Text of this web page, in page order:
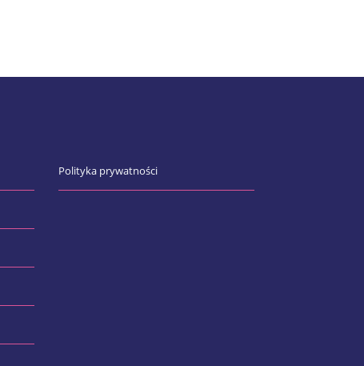
Polityka prywatności